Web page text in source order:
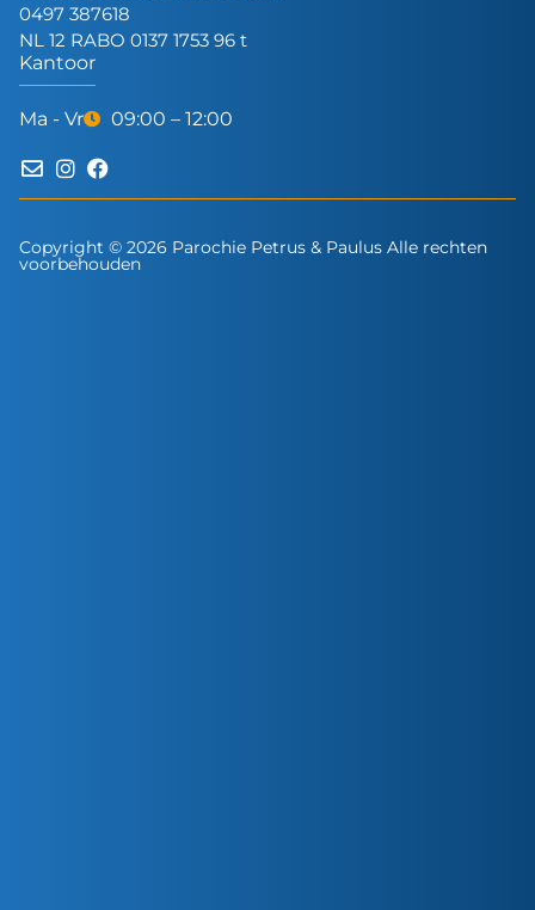
0497 387618
NL 12 RABO 0137 1753 96 t
Kantoor
Ma - Vr 09:00 – 12:00
Copyright © 2026 Parochie Petrus & Paulus Alle rechten
voorbehouden